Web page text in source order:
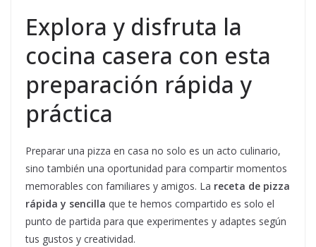
Explora y disfruta la
cocina casera con esta
preparación rápida y
práctica
Preparar una pizza en casa no solo es un acto culinario,
sino también una oportunidad para compartir momentos
memorables con familiares y amigos. La receta de pizza
rápida y sencilla que te hemos compartido es solo el
punto de partida para que experimentes y adaptes según
tus gustos y creatividad.